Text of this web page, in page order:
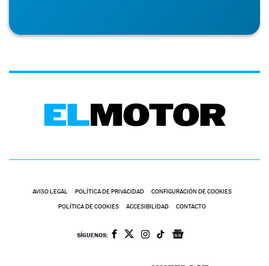
AVISO LEGAL POLÍTICA DE PRIVACIDAD CONFIGURACIÓN DE COOKIES
POLÍTICA DE COOKIES ACCESIBILIDAD CONTACTO
SÍGUENOS: